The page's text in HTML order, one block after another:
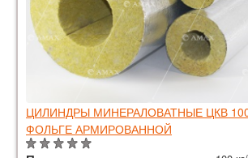
ЦИЛИНДРЫ МИНЕРАЛОВАТНЫЕ ЦКВ
ФОЛЬГЕ АРМИРОВАННОЙ